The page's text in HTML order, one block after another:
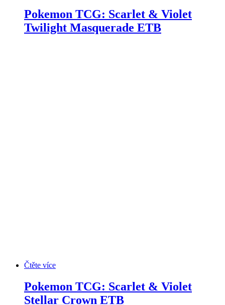
Pokemon TCG: Scarlet & Violet
Twilight Masquerade ETB
Čtěte více
Pokemon TCG: Scarlet & Violet
Stellar Crown ETB